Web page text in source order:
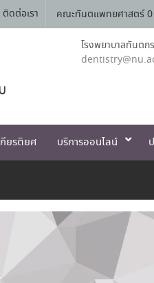
ติดต่อเรา คณะทันตแพทยศาสตร์
โรงพยาบาลทันต
กียรติยศ บริการออนไลน์